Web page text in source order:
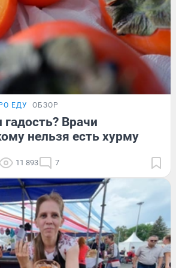
ЕДУ ОБЗОР
Врачи
нельзя есть хурму
11 893 7